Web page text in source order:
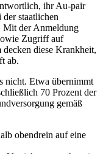
ihr Au-pair
staatlichen
Mit der Anmeldung
Zugriff auf
decken diese Krankheit,
ab.
nicht. Etwa übernimmt
70 Prozent der
gemäß
obendrein auf eine